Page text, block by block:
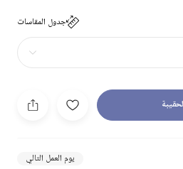
جدول المقاسات
يوم العمل التالي